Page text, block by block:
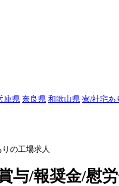
庫県 奈良県 和歌山県 寮/社宅あ
の工場求人
与/報奨金/慰